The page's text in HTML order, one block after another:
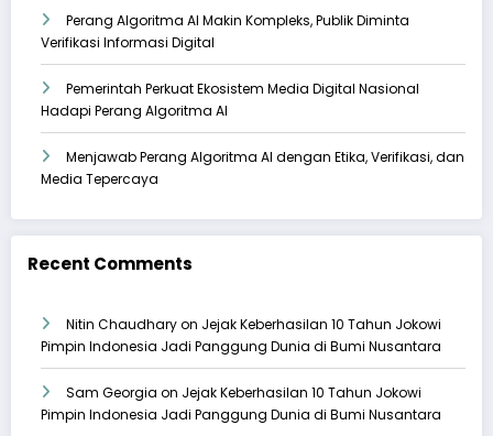
Perang Algoritma AI Makin Kompleks, Publik Diminta
Verifikasi Informasi Digital
Pemerintah Perkuat Ekosistem Media Digital Nasional
Hadapi Perang Algoritma AI
Menjawab Perang Algoritma AI dengan Etika, Verifikasi, dan
Media Tepercaya
Recent Comments
Nitin Chaudharyon Jejak Keberhasilan 10 Tahun Jokowi
Pimpin Indonesia Jadi Panggung Dunia di Bumi Nusantara
Sam Georgia on Jejak Keberhasilan 10 Tahun Jokowi
Pimpin Indonesia Jadi Panggung Dunia di Bumi Nusantara